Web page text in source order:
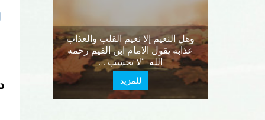
وهل النعيم إلا نعيم القلب والعذاب
عذابه يقول الامام ابن القيم رحمه
الله “لا تحسب …
للمزيد